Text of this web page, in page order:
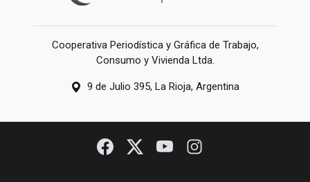
Cooperativa Periodística y Gráfica de Trabajo,
Consumo y Vivienda Ltda.
9 de Julio 395, La Rioja, Argentina